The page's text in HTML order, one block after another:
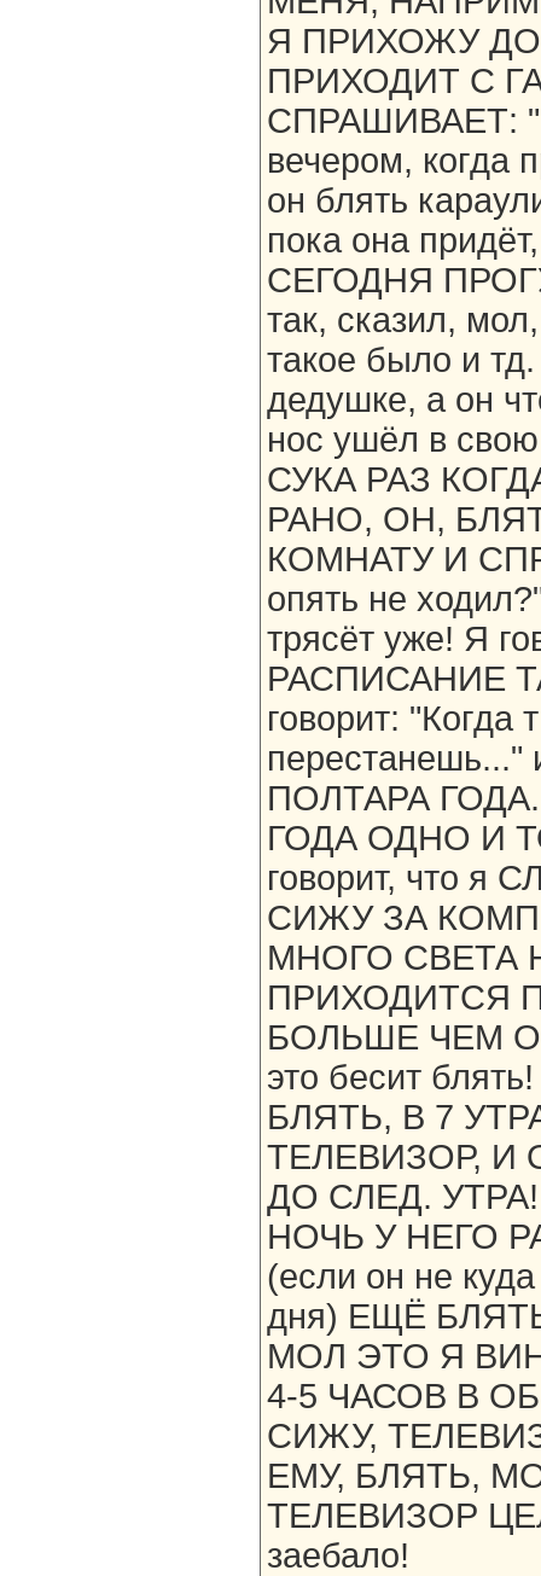
Я ПРИХОЖУ
ПРИХОДИТ С
СПРАШИВАЕТ:
вечером, когда
он блять
пока она
СЕГОДНЯ
так, сказил,
такое было и
дедушке, а он
нос ушёл в
СУКА РАЗ
РАНО, ОН,
КОМНАТУ И
опять не
трясёт уже! Я
РАСПИСАНИЕ
говорит: "Когда
ПОЛТАРА
ГОДА ОДНО И
говорит, что
СИЖУ ЗА
МНОГО СВЕТА
ПРИХОДИТСЯ
БОЛЬШЕ ЧЕМ
это бесит
БЛЯТЬ, В 7
ТЕЛЕВИЗОР, И
ДО СЛЕД.
НОЧЬ У НЕГО
(если он не
дня) ЕЩЁ
МОЛ ЭТО Я
4-5 ЧАСОВ В
СИЖУ,
ЕМУ, БЛЯТЬ,
ТЕЛЕВИЗОР
заебало!